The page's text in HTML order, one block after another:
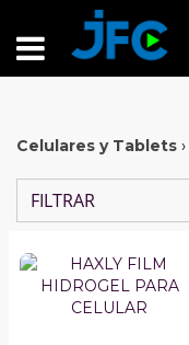
Celulares y Tablets ›
FILTRAR